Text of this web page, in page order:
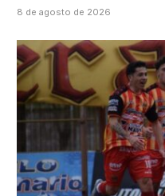
8 de agosto de 2026